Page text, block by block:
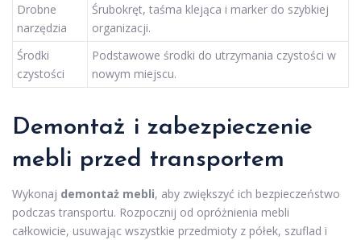
Drobne
narzędzia
Śrubokręt, taśma klejąca i marker do szybkiej
organizacji.
Środki
czystości
Podstawowe środki do utrzymania czystości w
nowym miejscu.
Demontaż i zabezpieczenie
mebli przed transportem
Wykonaj demontaż mebli, aby zwiększyć ich bezpieczeństwo
podczas transportu. Rozpocznij od opróżnienia mebli
całkowicie, usuwając wszystkie przedmioty z półek, szuflad i